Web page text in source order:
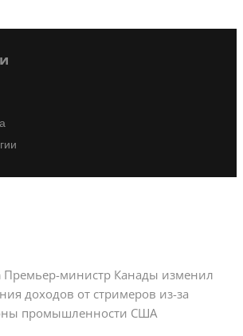
Премьер-министр Канады изменил
доходов от стримеров из-за
промышленности США